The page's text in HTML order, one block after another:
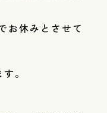
お休みとさせて
。